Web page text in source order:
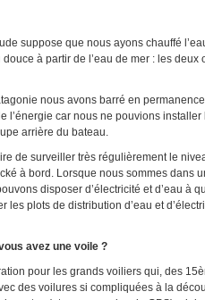
que nous ayons chauffé
à partir de l’eau de mer : les
nous avons barré en permanence
l’énergie car nous ne pouvions
arrière du bateau.
de surveiller très régulièrement le
à bord. Lorsque nous sommes dans
disposer d’électricité et d’eau à
les plots de distribution d’eau et
avez une voile ?
pour les grands voiliers qui, des 15
des voilures si compliquées à la